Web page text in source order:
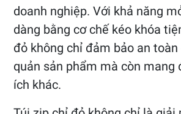
doanh nghiệp. Với khả năng
dàng bằng cơ chế kéo khóa
đỏ không chỉ đảm bảo an
quản sản phẩm mà còn mang
ích khác.